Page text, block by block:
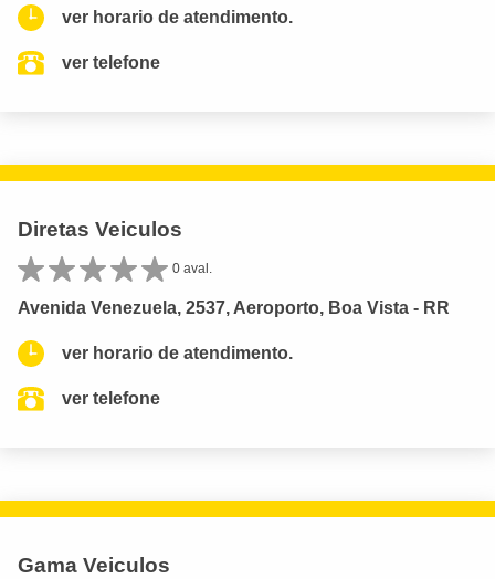
ver horario de atendimento.
ver telefone
Diretas Veiculos
0 aval.
Avenida Venezuela, 2537, Aeroporto, Boa Vista - RR
ver horario de atendimento.
ver telefone
Gama Veiculos